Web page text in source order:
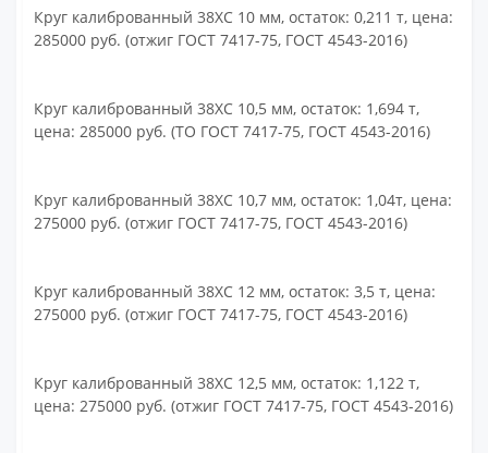
Круг калиброванный 38ХС 10 мм, остаток: 0,211 т, цена:
285000 руб. (отжиг ГОСТ 7417-75, ГОСТ 4543-2016)
Круг калиброванный 38ХС 10,5 мм, остаток: 1,694 т,
цена: 285000 руб. (ТО ГОСТ 7417-75, ГОСТ 4543-2016)
Круг калиброванный 38ХС 10,7 мм, остаток: 1,04т, цена:
275000 руб. (отжиг ГОСТ 7417-75, ГОСТ 4543-2016)
Круг калиброванный 38ХС 12 мм, остаток: 3,5 т, цена:
275000 руб. (отжиг ГОСТ 7417-75, ГОСТ 4543-2016)
Круг калиброванный 38ХС 12,5 мм, остаток: 1,122 т,
цена: 275000 руб. (отжиг ГОСТ 7417-75, ГОСТ 4543-2016)